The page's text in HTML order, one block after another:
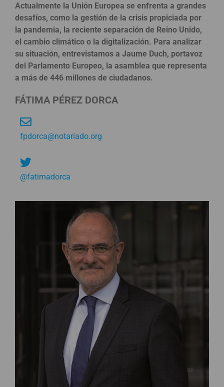
Actualmente la Unión Europea se enfrenta a grandes
desafíos, como la gestión de la crisis propiciada por
la pandemia, la reciente separación de Reino Unido,
el cambio climático o la digitalización. Para analizar
su situación, entrevistamos a Jaume Duch, portavoz
del Parlamento Europeo, la asamblea que representa
a más de 446 millones de ciudadanos.
FÁTIMA PÉREZ DORCA
fpdorca@notariado.org
@fatimadorca